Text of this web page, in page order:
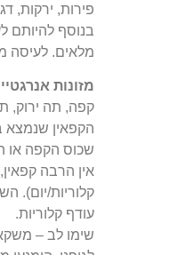
פירות, ירקות,
בנוסף להיותם
מלאים. לעיסה
מזונות
קפה, תה ירוק,
הקפאין שנמצא
קלוריות/יום).
עודף קלוריות.
שימו לב –